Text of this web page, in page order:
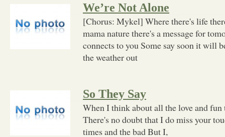
We’re Not Alone
[Chorus: Mykel] Where there's life
mama nature there's a message for
connects to you Some say soon it will
the weather out
So They Say
When I think about all the love and fun
There's no doubt that I do miss your
times and the bad But I,